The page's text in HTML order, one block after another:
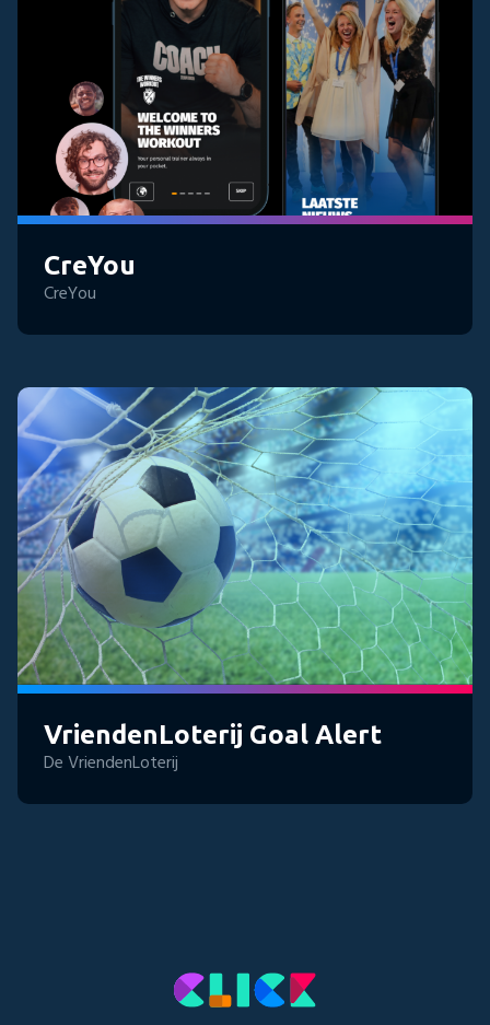
CreYou
CreYou
VriendenLoterij Goal Alert
De VriendenLoterij